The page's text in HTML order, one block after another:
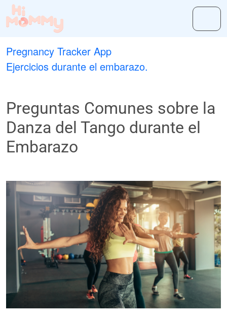
Pregnancy Tracker App
Ejercicios durante el embarazo.
Preguntas Comunes sobre la
Danza del Tango durante el
Embarazo